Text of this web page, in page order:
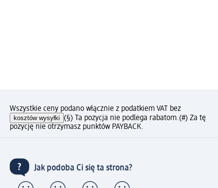
Wszystkie ceny podano włącznie z podatkiem VAT bez
kosztów wysyłki (§) Ta pozycja nie podlega rabatom.(#) Za tę
pozycję nie otrzymasz punktów PAYBACK.
Jak podoba Ci się ta strona?